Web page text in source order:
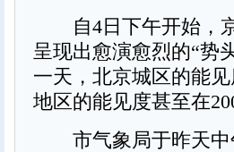
自4日下午开始，京
呈现出愈演愈烈的“势
一天，北京城区的能
地区的能见度甚至在
市气象局于昨天中